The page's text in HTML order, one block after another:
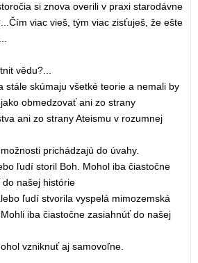
si znova overili v praxi starodávne
viac vieš, tým viac zisťuješ, že ešte
vědu?...
stále skúmaju všetké teorie a nemali by
obmedzovať ani zo strany
ani zo strany Ateismu v rozumnej
prichádzajú do úvahy.
ľudí storil Boh. Mohol iba čiastočne
našej histórie
ľudí stvorila vyspelá mimozemská
iba čiastočne zasiahnúť do našej
vzniknuť aj samovoľne.